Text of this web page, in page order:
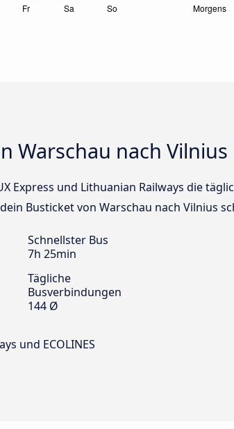
Warschau nach Vilnius
Express und Lithuanian Railways die
Busticket von Warschau nach Vilnius
Schnellster Bus
7h 25min
Tägliche
Busverbindungen
144 Ø
und ECOLINES